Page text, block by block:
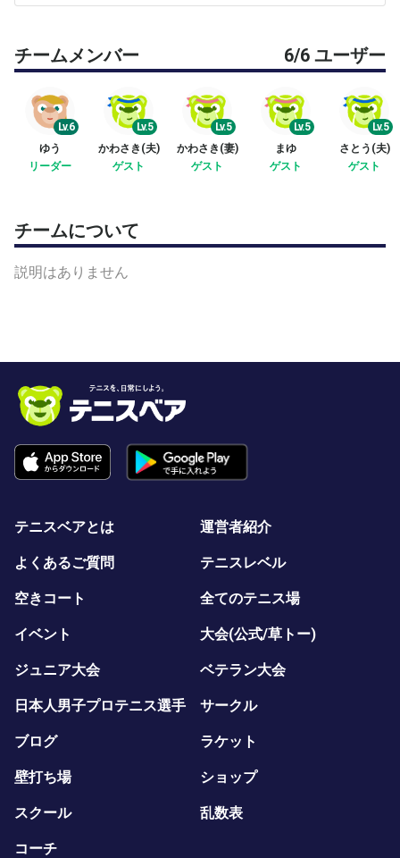
チームメンバー 6/6 ユーザー
Lv.6
ゆう
リーダー
Lv.5
かわさき(夫)
ゲスト
Lv.5
かわさき(妻)
ゲスト
Lv.5
まゆ
ゲスト
Lv.5
さとう(夫)
ゲスト
チームについて
説明はありません
テニスベアとは 運営者紹介
よくあるご質問 テニスレベル
空きコート 全てのテニス場
イベント 大会(公式/草トー)
ジュニア大会 ベテラン大会
日本人男子プロテニス選手 サークル
ブログ ラケット
壁打ち場 ショップ
スクール 乱数表
コーチ